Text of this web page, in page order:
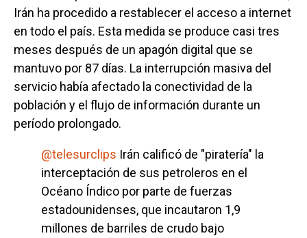
Irán ha procedido a restablecer el acceso a internet
en todo el país. Esta medida se produce casi tres
meses después de un apagón digital que se
mantuvo por 87 días. La interrupción masiva del
servicio había afectado la conectividad de la
población y el flujo de información durante un
período prolongado.
@telesurclips Irán calificó de "piratería" la
interceptación de sus petroleros en el
Océano Índico por parte de fuerzas
estadounidenses, que incautaron 1,9
millones de barriles de crudo bajo